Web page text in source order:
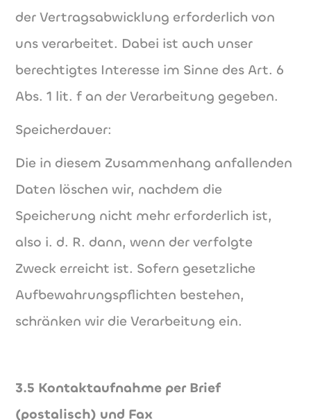
der Vertragsabwicklung erforderlich von
uns verarbeitet. Dabei ist auch unser
berechtigtes Interesse im Sinne des Art. 6
Abs. 1 lit. f an der Verarbeitung gegeben.
Speicherdauer:
Die in diesem Zusammenhang anfallenden
Daten löschen wir, nachdem die
Speicherung nicht mehr erforderlich ist,
also i. d. R. dann, wenn der verfolgte
Zweck erreicht ist. Sofern gesetzliche
Aufbewahrungspflichten bestehen,
schränken wir die Verarbeitung ein.
3.5 Kontaktaufnahme per Brief
(postalisch) und Fax